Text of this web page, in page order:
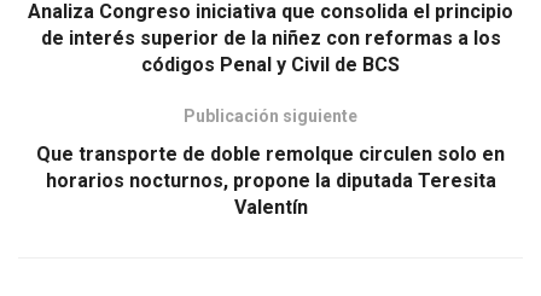
Analiza Congreso iniciativa que consolida el principio
de interés superior de la niñez con reformas a los
códigos Penal y Civil de BCS
Publicación siguiente
Que transporte de doble remolque circulen solo en
horarios nocturnos, propone la diputada Teresita
Valentín